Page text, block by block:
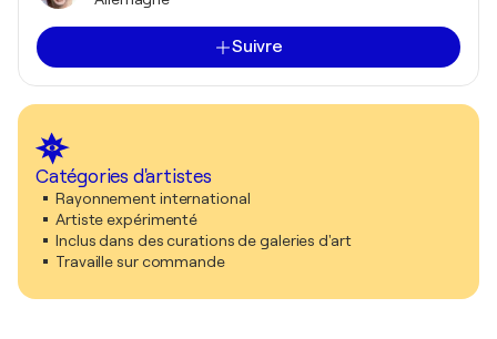
Suivre
Catégories d'artistes
Rayonnement international
Artiste expérimenté
Inclus dans des curations de galeries d'art
Travaille sur commande